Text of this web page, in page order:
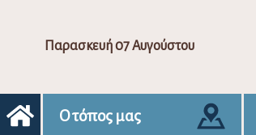
Παρασκευή 07 Αυγούστου
Ο τόπος μας